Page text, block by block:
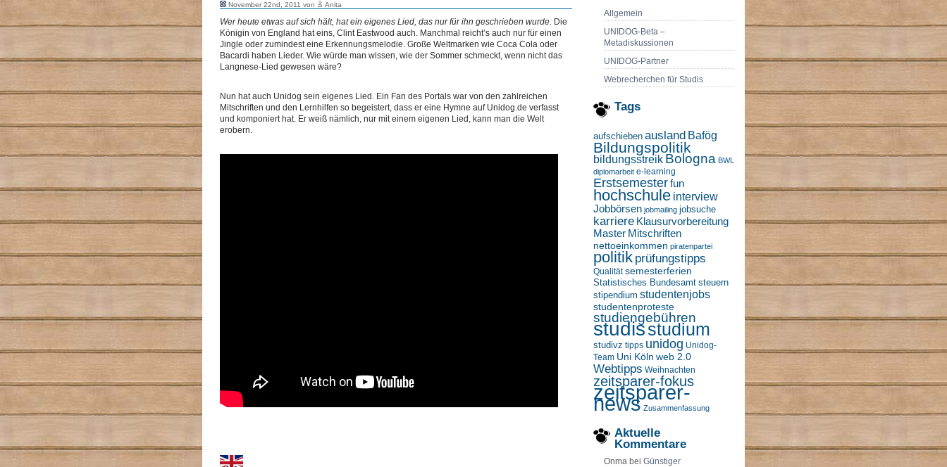
Allgemein
UNIDOG-Beta –
Metadiskussionen
UNIDOG-Partner
Webrecherchen für Studis
Tags
aufschieben ausland Bafög
Bildungspolitik
bildungsstreik Bologna BWL
diplomarbeit e-learning
Erstsemesterfun
hochschule interview
Jobbörsen jobmailing jobsuche
karriere Klausurvorbereitung
Master Mitschriften
nettoeinkommen piratenpartei
politik prüfungstipps
Qualität semesterferien
Statistisches Bundesamt steuern
stipendium studentenjobs
studentenproteste
studiengebühren
studisstudium
studivz tipps unidog Unidog-
Team Uni Köln web 2.0
Webtipps Weihnachten
zeitsparer-fokus
zeitsparer-
news Zusammenfassung
Aktuelle
Kommentare
Onma bei Günstiger
November 22nd, 2011 von Anita
Wer heute etwas auf sich hält, hat ein eigenes Lied, das nur für ihn geschrieben wurde. Die
Königin von England hat eins, Clint Eastwood auch. Manchmal reicht’s auch nur für einen
Jingle oder zumindest eine Erkennungsmelodie. Große Weltmarken wie Coca Cola oder
Bacardi haben Lieder. Wie würde man wissen, wie der Sommer schmeckt, wenn nicht das
Langnese-Lied gewesen wäre?
Nun hat auch Unidog sein eigenes Lied. Ein Fan des Portals war von den zahlreichen
Mitschriften und den Lernhilfen so begeistert, dass er eine Hymne auf Unidog.de verfasst
und komponiert hat. Er weiß nämlich, nur mit einem eigenen Lied, kann man die Welt
erobern.